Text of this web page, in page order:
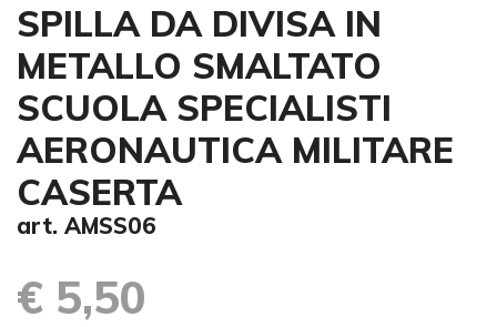
SPILLA DA DIVISA IN
METALLO SMALTATO
SCUOLA SPECIALISTI
AERONAUTICA MILITARE
CASERTA
art. AMSS06
€ 5,50